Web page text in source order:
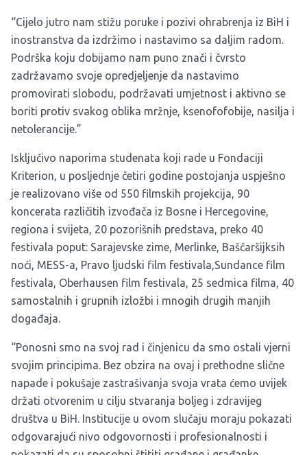
“Cijelo jutro nam stižu poruke i pozivi ohrabrenja iz BiH i
inostranstva da izdržimo i nastavimo sa daljim radom.
Podrška koju dobijamo nam puno znači i čvrsto
zadržavamo svoje opredjeljenje da nastavimo
promovirati slobodu, podržavati umjetnost i aktivno se
boriti protiv svakog oblika mržnje, ksenofofobije, nasilja i
netolerancije.”
Isključivo naporima studenata koji rade u Fondaciji
Kriterion, u posljednje četiri godine postojanja uspješno
je realizovano više od 550 filmskih projekcija, 90
koncerata različitih izvođača iz Bosne i Hercegovine,
regiona i svijeta, 20 pozorišnih predstava, preko 40
festivala poput: Sarajevske zime, Merlinke, Baščaršijksih
noći, MESS-a, Pravo ljudski film festivala,Sundance film
festivala, Oberhausen film festivala, 25 sedmica filma, 40
samostalnih i grupnih izložbi i mnogih drugih manjih
događaja.
“Ponosni smo na svoj rad i činjenicu da smo ostali vjerni
svojim principima. Bez obzira na ovaj i prethodne slične
napade i pokušaje zastrašivanja svoja vrata ćemo uvijek
držati otvorenim u cilju stvaranja boljeg i zdravijeg
društva u BiH. Institucije u ovom slučaju moraju pokazati
odgovarajući nivo odgovornosti i profesionalnosti i